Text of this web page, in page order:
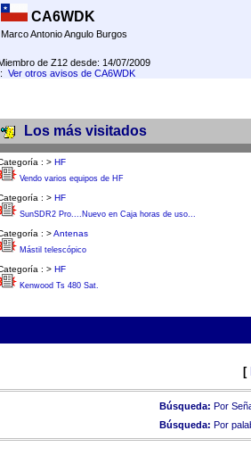
CA6WDK
Marco Antonio Angulo Burgos
de Z12 desde: 14/07/2009
Ver otros avisos de CA6WDK
Los más visitados
: > HF
Vendo varios equipos de HF
: > HF
SunSDR2 Pro....Nuevo en Caja horas de uso...
: >Antenas
Mástil telescópico
: > HF
Kenwood Ts 480 Sat.
[
Búsqueda: Por
Búsqueda: Por